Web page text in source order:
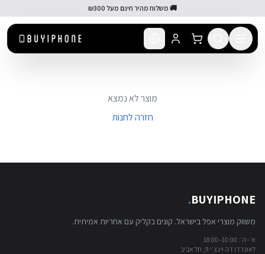
🚚 משלוח מהיר חינם מעל ₪300
מוצר לא נמצא
חזרה לחנות
BUYIPHONE
.
משווק מוצרי אפל בישראל. קונים בקליק עם אחריות אמיתית.
א׳–ה׳: 10:00–18:00
לאונרדו דה וינצ׳י 9, תל אביב